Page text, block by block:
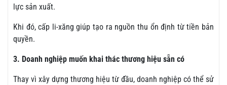
lực sản xuất.
Khi đó, cấp li-xăng giúp tạo ra nguồn thu ổn định từ tiền bản
quyền.
3. Doanh nghiệp muốn khai thác thương hiệu sẵn có
Thay vì xây dựng thương hiệu từ đầu, doanh nghiệp có thể sử